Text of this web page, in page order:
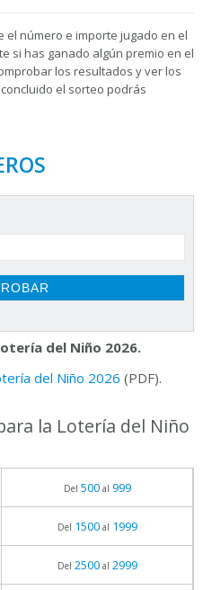
el número e importe jugado en el
si has ganado algún premio en el
los resultados y ver los
el sorteo podrás
del Niño 2026.
del Niño 2026 (PDF).
la Lotería del Niño
Del 500al 999
Del 1500al 1999
Del 2500al 2999